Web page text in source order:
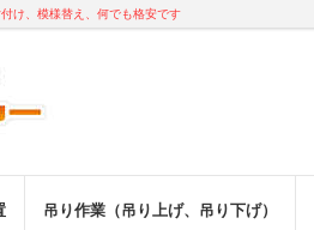
け、模様替え、何でも格安です
吊り作業（吊り上げ、吊り下げ）